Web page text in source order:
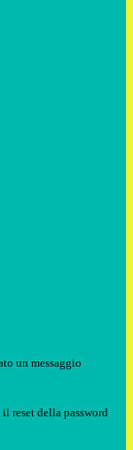
un messaggio
reset della password